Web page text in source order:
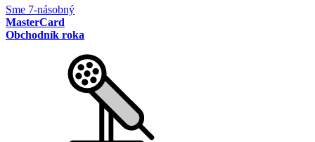
Sme 7-násobný
MasterCard
Obchodník roka